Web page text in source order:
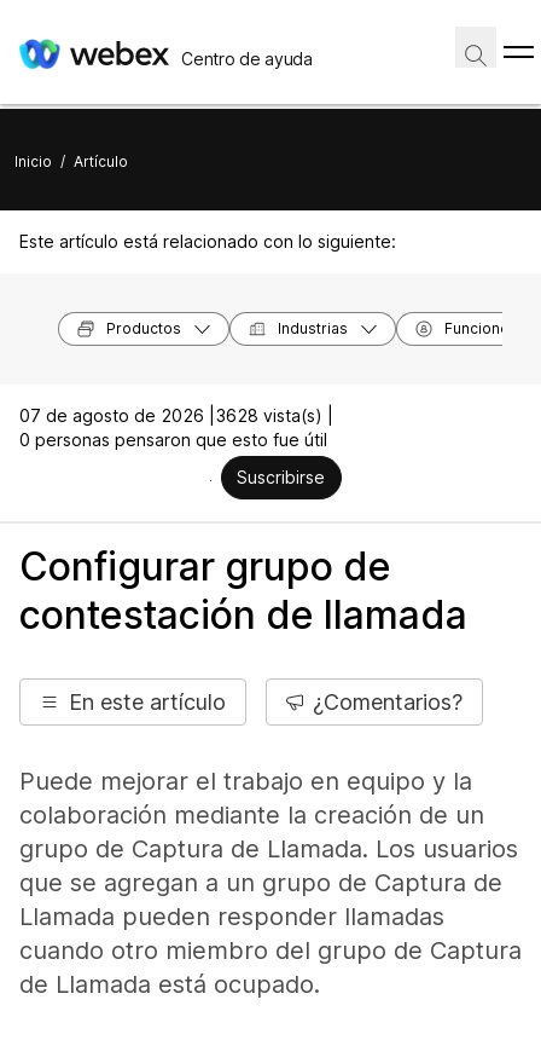
Centro de ayuda
Inicio / Artículo
Este artículo está relacionado con lo siguiente:
Productos Industrias Funciones
07 de agosto de 2026 | 3628 vista(s) |
0 personas pensaron que esto fue útil
Suscribirse
Configurar grupo de
contestación de llamada
En este artículo ¿Comentarios?
Puede mejorar el trabajo en equipo y la
colaboración mediante la creación de un
grupo de Captura de Llamada. Los usuarios
que se agregan a un grupo de Captura de
Llamada pueden responder llamadas
cuando otro miembro del grupo de Captura
de Llamada está ocupado.